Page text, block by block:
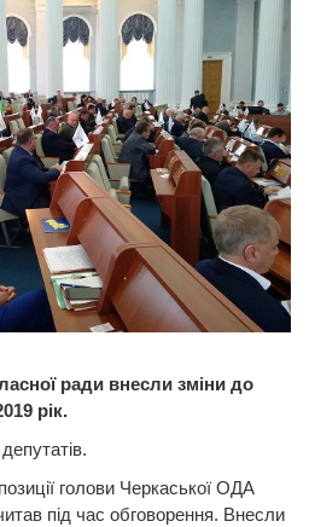
ради внесли зміни до
рік.
голови Черкаської ОДА
під час обговорення. Внесли